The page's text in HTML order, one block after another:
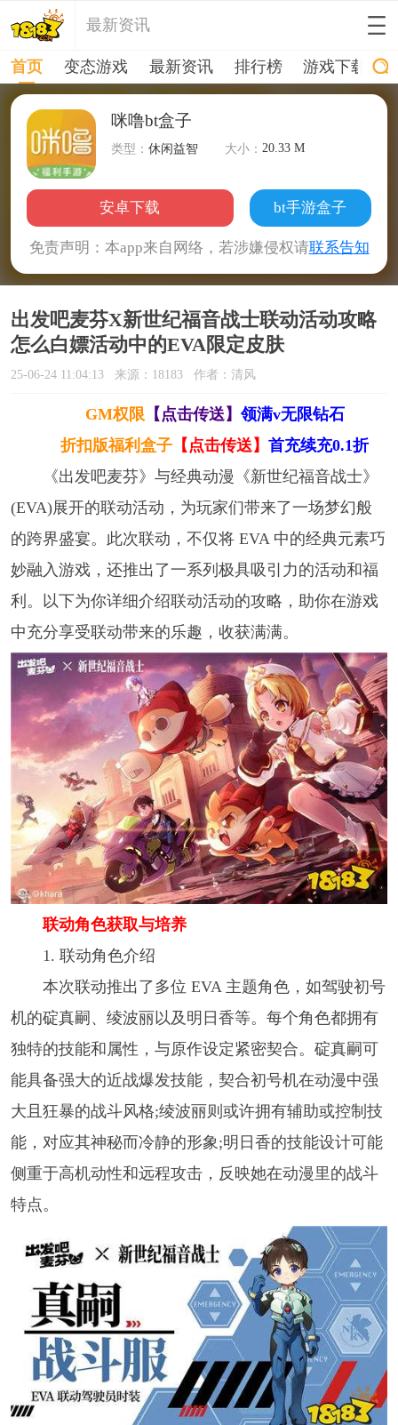
最新资讯
首页 变态游戏 最新资讯 排行榜 游戏下载
咪噜bt盒子
类型：休闲益智 大小：20.33 M
安卓下载 bt手游盒子
免责声明：本app来自网络，若涉嫌侵权请联系告知
出发吧麦芬X新世纪福音战士联动活动攻略
怎么白嫖活动中的EVA限定皮肤
25-06-24 11:04:13 来源：18183 作者：清风
GM权限 【点击传送】 领满v无限钻石
折扣版福利盒子 【点击传送】首充续充0.1折
《出发吧麦芬》与经典动漫《新世纪福音战士》
(EVA)展开的联动活动，为玩家们带来了一场梦幻般
的跨界盛宴。此次联动，不仅将 EVA 中的经典元素巧
妙融入游戏，还推出了一系列极具吸引力的活动和福
利。以下为你详细介绍联动活动的攻略，助你在游戏
中充分享受联动带来的乐趣，收获满满。​
联动角色获取与培养​
1. 联动角色介绍​
本次联动推出了多位 EVA 主题角色，如驾驶初号
机的碇真嗣、绫波丽以及明日香等。每个角色都拥有
独特的技能和属性，与原作设定紧密契合。碇真嗣可
能具备强大的近战爆发技能，契合初号机在动漫中强
大且狂暴的战斗风格;绫波丽则或许拥有辅助或控制技
能，对应其神秘而冷静的形象;明日香的技能设计可能
侧重于高机动性和远程攻击，反映她在动漫里的战斗
特点。​